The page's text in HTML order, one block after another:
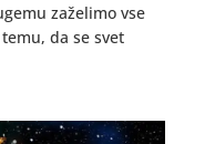
zaželimo vse
da se svet